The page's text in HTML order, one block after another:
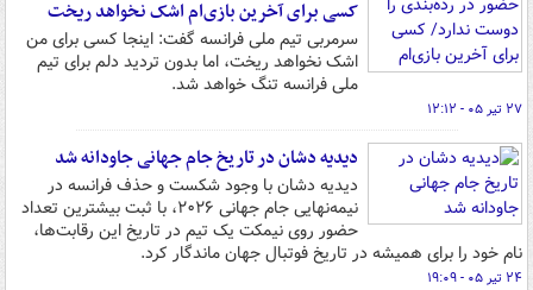
کسی برای آخرین بازی‌ام اشک نخواهد ریخت
سرمربی تیم ملی فرانسه گفت: اینجا کسی برای من
اشک نخواهد ریخت، اما بدون تردید دلم برای تیم
ملی فرانسه تنگ خواهد شد.
۲۷ تیر ۰۵ - ۱۲:۱۲
دیدیه دشان در تاریخ جام جهانی جاودانه شد
دیدیه دشان با وجود شکست و حذف فرانسه در
نیمه‌نهایی جام جهانی ۲۰۲۶، با ثبت بیشترین تعداد
حضور روی نیمکت یک تیم در تاریخ این رقابت‌ها،
نام خود را برای همیشه در تاریخ فوتبال جهان ماندگار کرد.
۲۴ تیر ۰۵ - ۱۹:۰۹